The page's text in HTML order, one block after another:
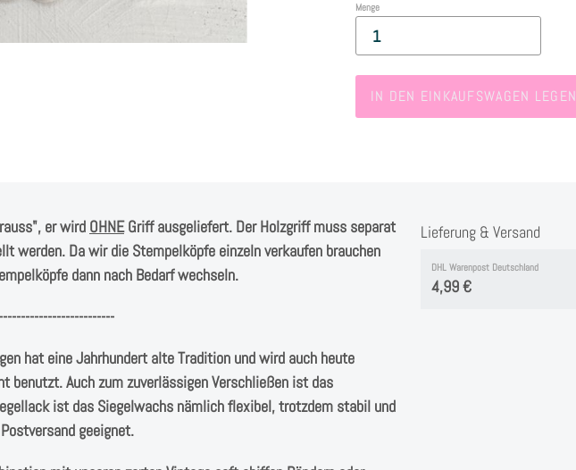
Menge
IN DEN EINKAUFSWAGEN LEGEN
er wird OHNEGriff ausgeliefert. Der Holzgriff muss separat
werden. Da wir die Stempelköpfe einzeln verkaufen brauchen
dann nach Bedarf wechseln.
hat eine Jahrhundert alte Tradition und wird auch heute
benutzt. Auch zum zuverlässigen Verschließen ist das
ist das Siegelwachs nämlich flexibel, trotzdem stabil und
geeignet.
Lieferung & Versand
DHL Warenpost Deutschland
4,99 €